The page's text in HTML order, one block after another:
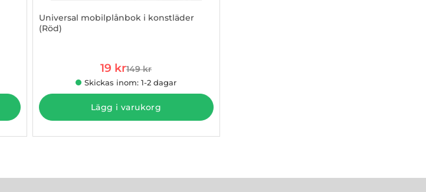
Universal mobilplånbok i konstläder
(Röd)
rea pris
19 krtidigare pris
149 kr
Skickas inom: 1-2 dagar
Lägg i varukorg